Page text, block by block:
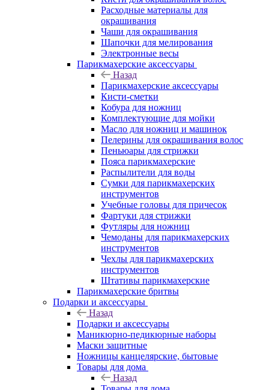
Расходные материалы для
окрашивания
Чаши для окрашивания
Шапочки для мелирования
Электронные весы
Парикмахерские аксессуары
Назад
Парикмахерские аксессуары
Кисти-сметки
Кобура для ножниц
Комплектующие для мойки
Масло для ножниц и машинок
Пелерины для окрашивания волос
Пеньюары для стрижки
Пояса парикмахерские
Распылители для воды
Сумки для парикмахерских
инструментов
Учебные головы для причесок
Фартуки для стрижки
Футляры для ножниц
Чемоданы для парикмахерских
инструментов
Чехлы для парикмахерских
инструментов
Штативы парикмахерские
Парикмахерские бритвы
Подарки и аксессуары
Назад
Подарки и аксессуары
Маникюрно-педикюрные наборы
Маски защитные
Ножницы канцелярские, бытовые
Товары для дома
Назад